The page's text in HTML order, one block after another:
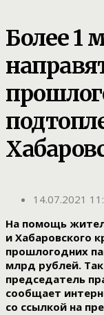
Более 1
14.07.2021
На помощь
и Хабаровского
прошлогодних
млрд рублей.
председатель
сообщает
со ссылкой на